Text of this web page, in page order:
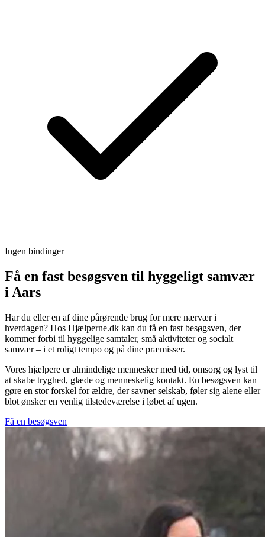
Ingen bindinger
Få en fast besøgsven til hyggeligt samvær
i Aars
Har du eller en af dine pårørende brug for mere nærvær i
hverdagen? Hos Hjælperne.dk kan du få en fast besøgsven, der
kommer forbi til hyggelige samtaler, små aktiviteter og socialt
samvær – i et roligt tempo og på dine præmisser.
Vores hjælpere er almindelige mennesker med tid, omsorg og lyst til
at skabe tryghed, glæde og menneskelig kontakt. En besøgsven kan
gøre en stor forskel for ældre, der savner selskab, føler sig alene eller
blot ønsker en venlig tilstedeværelse i løbet af ugen.
Få en besøgsven